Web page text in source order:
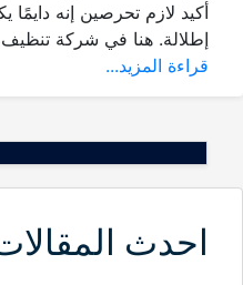
أكيد لازم تحرصين إنه
إطلالة. هنا في شركة
قراءة المزيد...
احدث